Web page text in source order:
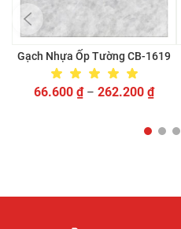
Gạch Nhựa Ốp Tường CB-1619
66.600 ₫– 262.200 ₫